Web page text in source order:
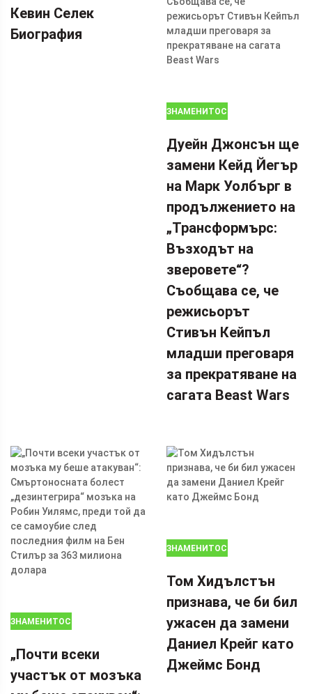
Кевин Селек
Биография
ЗНАМЕНИТОСТИ
Дуейн Джонсън ще
замени Кейд Йегър
на Марк Уолбърг в
продължението на
„Трансформърс:
Възходът на
зверовете“?
Съобщава се, че
режисьорът
Стивън Кейпъл
младши преговаря
за прекратяване на
сагата Beast Wars
ЗНАМЕНИТОСТИ
„Почти всеки
участък от мозъка
ЗНАМЕНИТОСТИ
Том Хидълстън
признава, че би бил
ужасен да замени
Даниел Крейг като
Джеймс Бонд